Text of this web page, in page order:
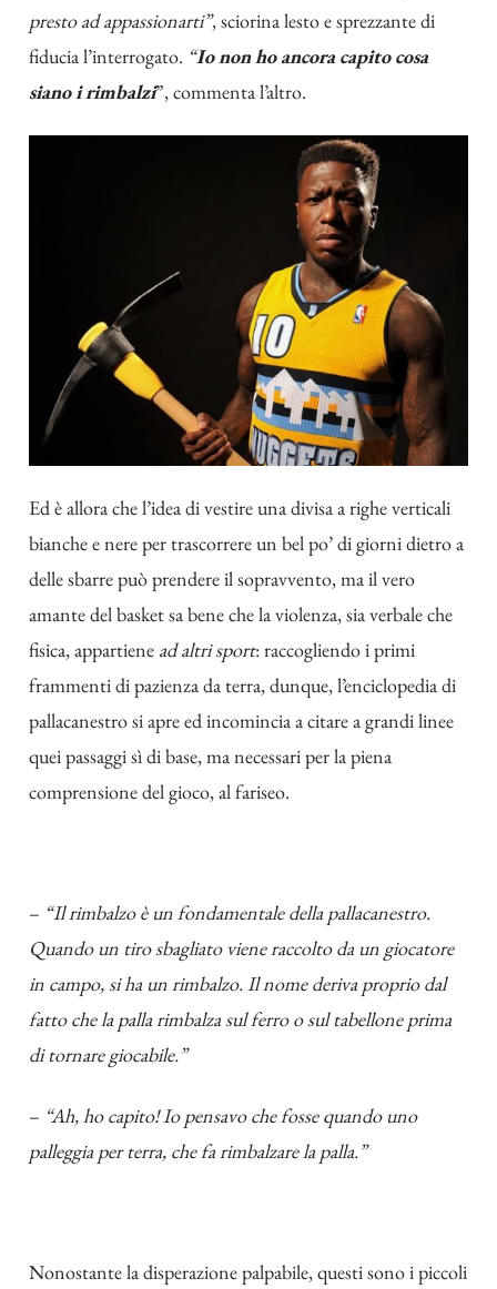
presto ad appassionarti”, sciorina lesto e sprezzante di
fiducia l’interrogato. “Io non ho ancora capito cosa
siano i rimbalzi”, commenta l’altro.
Ed è allora che l’idea di vestire una divisa a righe verticali
bianche e nere per trascorrere un bel po’ di giorni dietro a
delle sbarre può prendere il sopravvento, ma il vero
amante del basket sa bene che la violenza, sia verbale che
fisica, appartiene ad altri sport: raccogliendo i primi
frammenti di pazienza da terra, dunque, l’enciclopedia di
pallacanestro si apre ed incomincia a citare a grandi linee
quei passaggi sì di base, ma necessari per la piena
comprensione del gioco, al fariseo.
– “Il rimbalzo è un fondamentale della pallacanestro.
Quando un tiro sbagliato viene raccolto da un giocatore
in campo, si ha un rimbalzo. Il nome deriva proprio dal
fatto che la palla rimbalza sul ferro o sul tabellone prima
di tornare giocabile.”
– “Ah, ho capito! Io pensavo che fosse quando uno
palleggia per terra, che fa rimbalzare la palla.”
Nonostante la disperazione palpabile, questi sono i piccoli